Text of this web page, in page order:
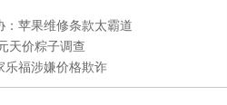
：苹果维修条款太霸道
天价粽子调查
乐福涉嫌价格欺诈